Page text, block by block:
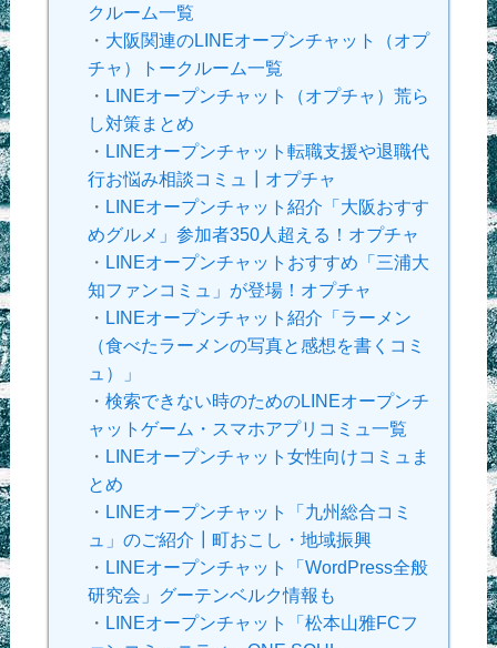
クルーム一覧
・ 大阪関連のLINEオープンチャット（オプ
チャ）トークルーム一覧
・ LINEオープンチャット（オプチャ）荒ら
し対策まとめ
・ LINEオープンチャット転職支援や退職代
行お悩み相談コミュ┃オプチャ
・ LINEオープンチャット紹介「大阪おすす
めグルメ」参加者350人超える！オプチャ
・ LINEオープンチャットおすすめ「三浦大
知ファンコミュ」が登場！オプチャ
・ LINEオープンチャット紹介「ラーメン
（食べたラーメンの写真と感想を書くコミ
ュ）」
・ 検索できない時のためのLINEオープンチ
ャットゲーム・スマホアプリコミュ一覧
・ LINEオープンチャット女性向けコミュま
とめ
・ LINEオープンチャット「九州総合コミ
ュ」のご紹介┃町おこし・地域振興
・ LINEオープンチャット「WordPress全般
研究会」グーテンベルク情報も
・ LINEオープンチャット「松本山雅FCフ